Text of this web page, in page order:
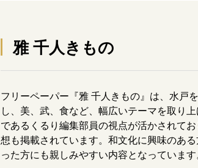
雅 千人きもの
フリーペーパー『雅 千人きもの』は、水戸
し、美、武、食など、幅広いテーマを取り
であるくるり編集部員の視点が活かされて
想も掲載されています。和文化に興味のあ
った方にも親しみやすい内容となっています